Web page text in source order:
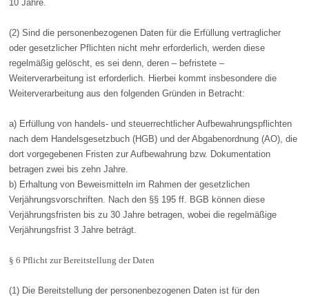
10 Jahre.
(2) Sind die personenbezogenen Daten für die Erfüllung vertraglicher
oder gesetzlicher Pflichten nicht mehr erforderlich, werden diese
regelmäßig gelöscht, es sei denn, deren – befristete –
Weiterverarbeitung ist erforderlich. Hierbei kommt insbesondere die
Weiterverarbeitung aus den folgenden Gründen in Betracht:
a) Erfüllung von handels- und steuerrechtlicher Aufbewahrungspflichten
nach dem Handelsgesetzbuch (HGB) und der Abgabenordnung (AO), die
dort vorgegebenen Fristen zur Aufbewahrung bzw. Dokumentation
betragen zwei bis zehn Jahre.
b) Erhaltung von Beweismitteln im Rahmen der gesetzlichen
Verjährungsvorschriften. Nach den §§ 195 ff. BGB können diese
Verjährungsfristen bis zu 30 Jahre betragen, wobei die regelmäßige
Verjährungsfrist 3 Jahre beträgt.
§ 6 Pflicht zur Bereitstellung der Daten
(1) Die Bereitstellung der personenbezogenen Daten ist für den